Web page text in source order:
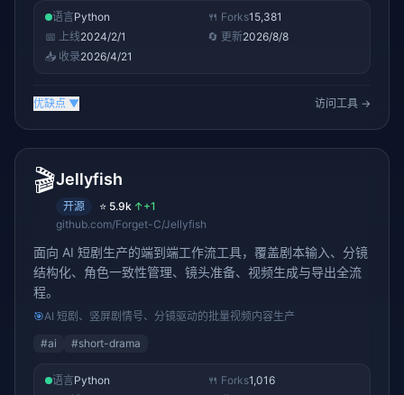
语言Python 🍴 Forks15,381
📅 上线2024/2/1 🔄 更新2026/8/8
📥 收录2026/4/21
优缺点 ▼ 访问工具 →
🎬Jellyfish
开源 ⭐ 5.9k ↑+1
github.com/Forget-C/Jellyfish
面向 AI 短剧生产的端到端工作流工具，覆盖剧本输入、分镜
结构化、角色一致性管理、镜头准备、视频生成与导出全流
程。
🎯AI 短剧、竖屏剧情号、分镜驱动的批量视频内容生产
#ai #short-drama
语言Python 🍴 Forks1,016